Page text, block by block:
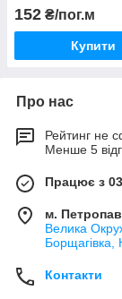
152 ₴/пог.м
Купити
Про нас
Рейтинг не
Менше 5
Працює з
м.
Велика
Борщагівка,
Контакти